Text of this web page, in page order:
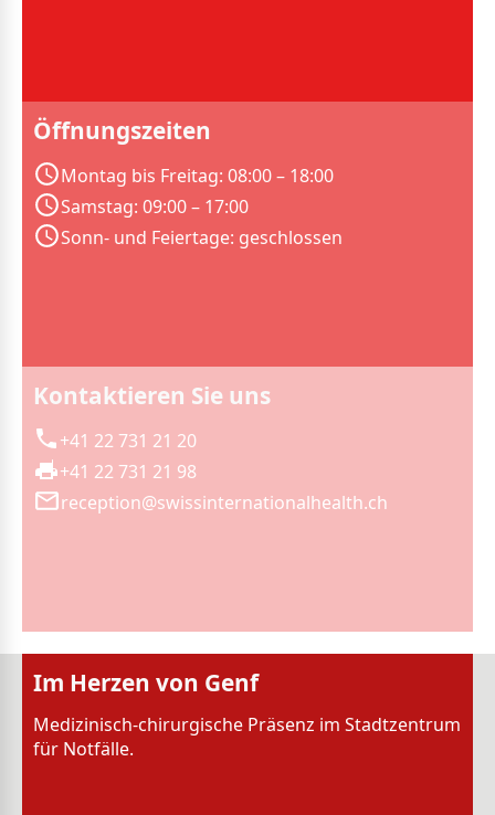
Öffnungszeiten
Montag bis Freitag: 08:00 – 18:00
Samstag: 09:00 – 17:00
Sonn- und Feiertage: geschlossen
Kontaktieren Sie uns
+41 22 731 21 20
+41 22 731 21 98
reception@swissinternationalhealth.ch
Im Herzen von Genf
Medizinisch-chirurgische Präsenz im Stadtzentrum
für Notfälle.